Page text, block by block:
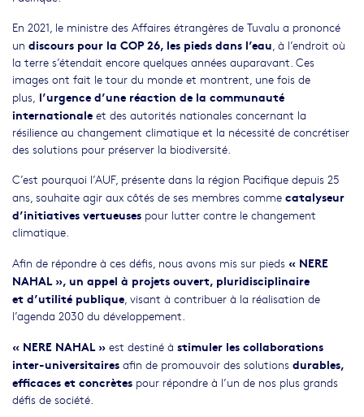
En 2021, le ministre des Affaires étrangères de Tuvalu a prononcé
un discours pour la COP 26, les pieds dans l’eau, à l’endroit où
la terre s’étendait encore quelques années auparavant. Ces
images ont fait le tour du monde et montrent, une fois de
plus, l’urgence d’une réaction de la communauté
internationale et des autorités nationales concernant la
résilience au changement climatique et la nécessité de concrétiser
des solutions pour préserver la biodiversité.
C’est pourquoi l’AUF, présente dans la région Pacifique depuis 25
ans, souhaite agir aux côtés de ses membres comme catalyseur
d’initiatives vertueuses pour lutter contre le changement
climatique.
Afin de répondre à ces défis, nous avons mis sur pieds « NERE
NAHAL », un appel à projets ouvert, pluridisciplinaire
etd’utilité publique, visant à contribuer à la réalisation de
l’agenda 2030 du développement.
« NERE NAHAL » est destiné à stimuler les collaborations
inter-universitaires afin de promouvoir des solutions durables,
efficaces et concrètes pour répondre à l’un de nos plus grands
défis de société.